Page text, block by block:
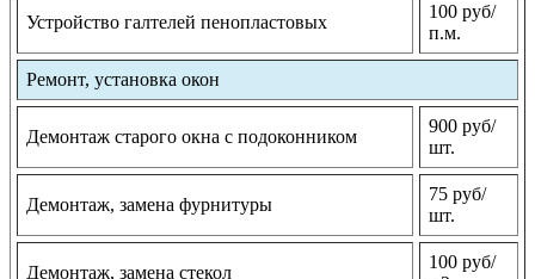
Устройство галтелей пенопластовых
100 руб/
п.м.
Ремонт, установка окон
Демонтаж старого окна с подоконником
900 руб/
шт.
Демонтаж, замена фурнитуры
75 руб/
шт.
Демонтаж, замена стекол
100 руб/